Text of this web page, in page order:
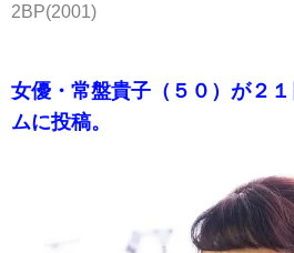
2BP(2001)
女優・常盤貴子（５０）が２
ムに投稿。